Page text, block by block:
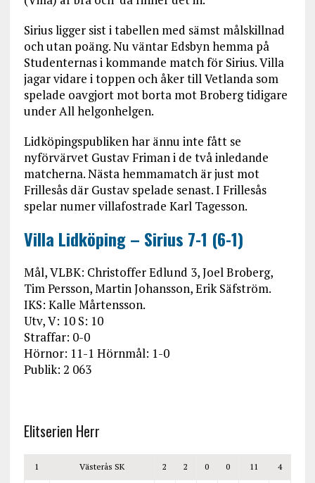
Sirius ligger sist i tabellen med sämst målskillnad
och utan poäng. Nu väntar Edsbyn hemma på
Studenternas i kommande match för Sirius. Villa
jagar vidare i toppen och åker till Vetlanda som
spelade oavgjort mot borta mot Broberg tidigare
under All helgonhelgen.
Lidköpingspubliken har ännu inte fått se
nyförvärvet Gustav Friman i de två inledande
matcherna. Nästa hemmamatch är just mot
Frillesås där Gustav spelade senast. I Frillesås
spelar numer villafostrade Karl Tagesson.
Villa Lidköping – Sirius 7-1 (6-1)
Mål, VLBK: Christoffer Edlund 3, Joel Broberg,
Tim Persson, Martin Johansson, Erik Säfström.
IKS: Kalle Mårtensson.
Utv, V: 10 S: 10
Straffar: 0-0
Hörnor: 11-1 Hörnmål: 1-0
Publik: 2 063
Elitserien Herr
1 Västerås SK 2 2 0 0 11 4